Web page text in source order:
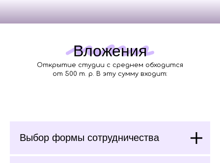
Вложения
Открытие студии с среднем обходится
от 500 т. р. В эту сумму входит:
Выбор формы сотрудничества